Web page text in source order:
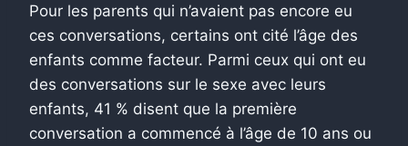
Pour les parents qui n’avaient pas encore eu
ces conversations, certains ont cité l’âge des
enfants comme facteur. Parmi ceux qui ont eu
des conversations sur le sexe avec leurs
enfants, 41 % disent que la première
conversation a commencé à l’âge de 10 ans ou